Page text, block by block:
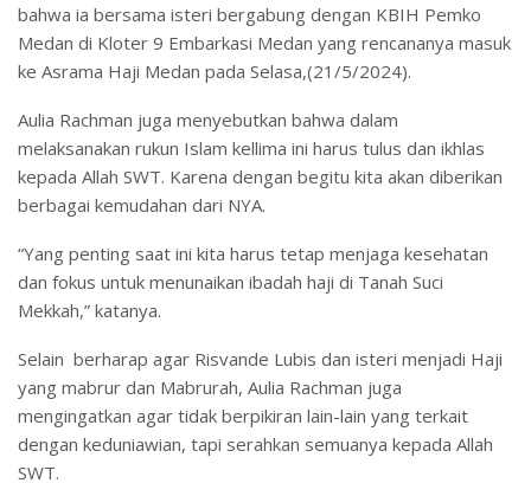
bahwa ia bersama isteri bergabung dengan KBIH Pemko
Medan di Kloter 9 Embarkasi Medan yang rencananya masuk
ke Asrama Haji Medan pada Selasa,(21/5/2024).
Aulia Rachman juga menyebutkan bahwa dalam
melaksanakan rukun Islam kellima ini harus tulus dan ikhlas
kepada Allah SWT. Karena dengan begitu kita akan diberikan
berbagai kemudahan dari NYA.
“Yang penting saat ini kita harus tetap menjaga kesehatan
dan fokus untuk menunaikan ibadah haji di Tanah Suci
Mekkah,” katanya.
Selain berharap agar Risvande Lubis dan isteri menjadi Haji
yang mabrur dan Mabrurah, Aulia Rachman juga
mengingatkan agar tidak berpikiran lain-lain yang terkait
dengan keduniawian, tapi serahkan semuanya kepada Allah
SWT.